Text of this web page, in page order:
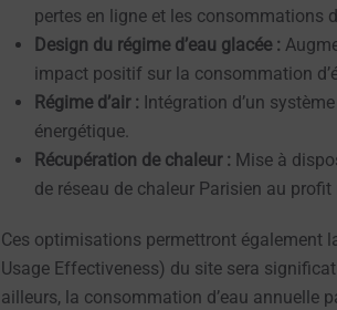
pertes en ligne et les consommations
Design du régime d’eau glacée :
impact positif sur la consommation
Régime d’air : Intégration d’un
énergétique.
Récupération de chaleur : Mise à
de réseau de chaleur Parisien au
Ces optimisations permettront également
Usage Effectiveness) du site sera
ailleurs, la consommation d’eau annuelle